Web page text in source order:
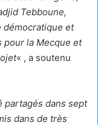
Tebboune,
démocratique et
pour la Mecque et
« , a soutenu
partagés dans sept
dans de très